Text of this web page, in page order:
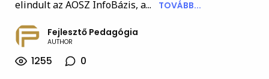
elindult az AOSZ InfoBázis, a... TOVÁBB...
Fejlesztő Pedagógia
AUTHOR
1255 0